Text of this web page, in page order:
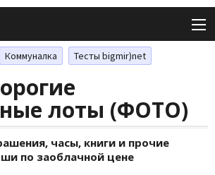
Коммуналка Тесты bigmir)net
лоты (ФОТО)
часы, книги и прочие
по заоблачной цене